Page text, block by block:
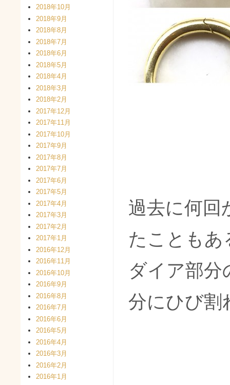
過去に何回
たこともあ
ダイア部分
分にひび割
2018年10月
2018年9月
2018年8月
2018年7月
2018年6月
2018年5月
2018年4月
2018年3月
2018年2月
2017年12月
2017年11月
2017年10月
2017年9月
2017年8月
2017年7月
2017年6月
2017年5月
2017年4月
2017年3月
2017年2月
2017年1月
2016年12月
2016年11月
2016年10月
2016年9月
2016年8月
2016年7月
2016年6月
2016年5月
2016年4月
2016年3月
2016年2月
2016年1月